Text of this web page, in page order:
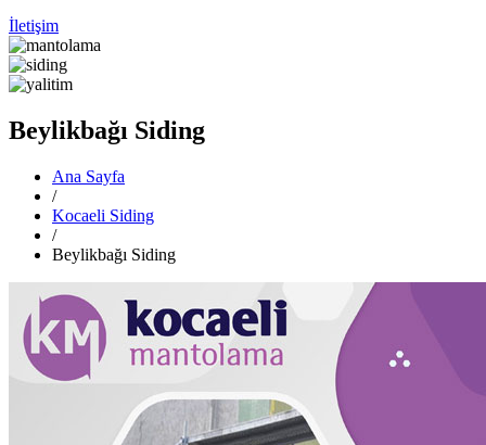
İletişim
Beylikbağı Siding
Ana Sayfa
/
Kocaeli Siding
/
Beylikbağı Siding